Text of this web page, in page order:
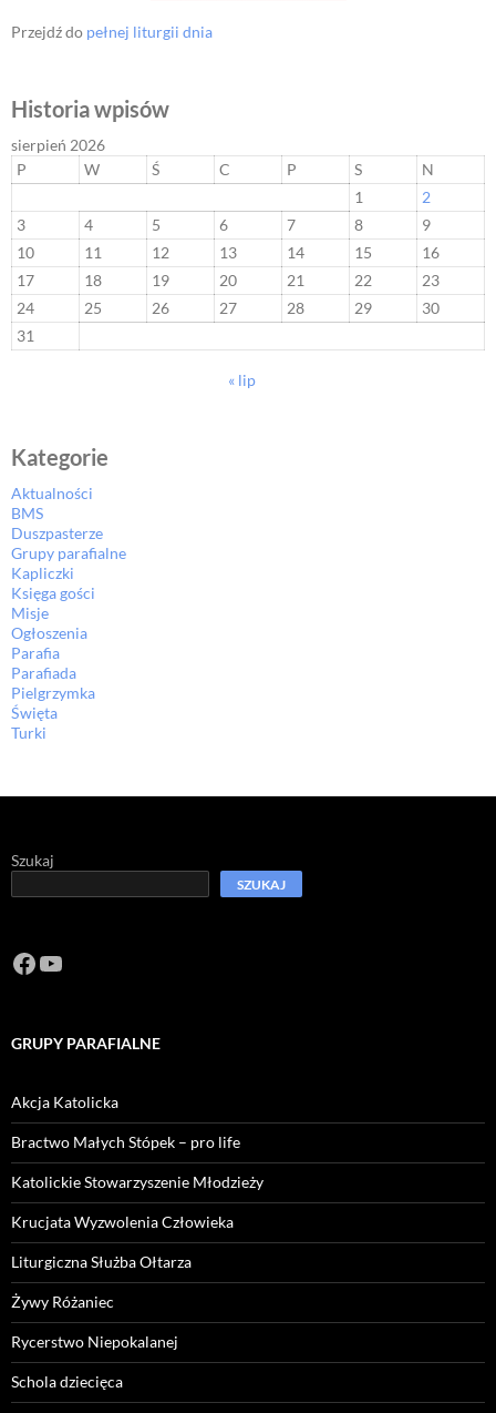
Przejdź do pełnej liturgii dnia
Historia wpisów
sierpień 2026
P
W Ś C P S
N
1
2
3
4 5 6 7 8
9
10
11 12 13 14 15
16
17
18 19 20 21 22
23
24
25 26 27 28 29
30
31
« lip
Kategorie
Aktualności
BMS
Duszpasterze
Grupy parafialne
Kapliczki
Księga gości
Misje
Ogłoszenia
Parafia
Parafiada
Pielgrzymka
Święta
Turki
Szukaj
SZUKAJ
Facebook
https://www.youtube.com/channel/
GRUPY PARAFIALNE
Akcja Katolicka
Bractwo Małych Stópek – pro life
Katolickie Stowarzyszenie Młodzieży
Krucjata Wyzwolenia Człowieka
Liturgiczna Służba Ołtarza
Żywy Różaniec
Rycerstwo Niepokalanej
Schola dziecięca